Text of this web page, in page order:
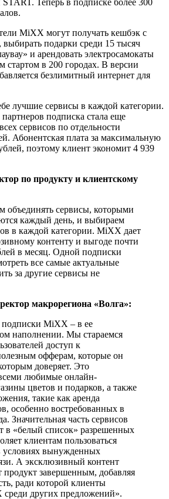
MiXX могут получать кешбэк с
подарки среди 15 тысяч
и арендовать электросамокаты
стартом в 200 городах. В версии
безлимитный интернет для
лучшие сервисы в каждой категории.
подписка стала еще
сервисов по отдельности
Абонентская плата за максимальную
поэтому клиент экономит 4 939
по продукту и клиентскому
объединять сервисы, которыми
каждый день, и выбираем
в каждой категории. MiXX дает
контенту и выгоде почти
в месяц. Одной подписки
все самые актуальные
за другие сервисы не
макрорегиона «Волга»:
MiXX – в ее
наполнении. Мы стараемся
доступ к
офферам, которые он
доверяет. Это
любимые онлайн-
цветов и подарков, а также
такие как аренда
особенно востребованных в
Значительная часть сервисов
в «белый список» разрешенных
клиентам пользоваться
условиях вынужденных
А эксклюзивный контент
продукт завершенным, добавляя
ради которой клиенты
других предложений».